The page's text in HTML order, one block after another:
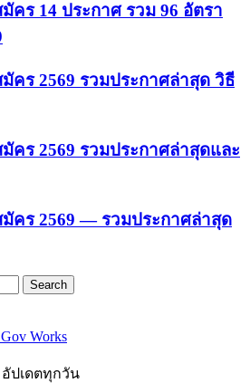
คร 14 ประกาศ รวม 96 อัตรา
คร 2569 รวมประกาศล่าสุด วิธี
คร 2569 รวมประกาศล่าสุดและ
มัคร 2569 — รวมประกาศล่าสุด
Works
ปเดตทุกวัน